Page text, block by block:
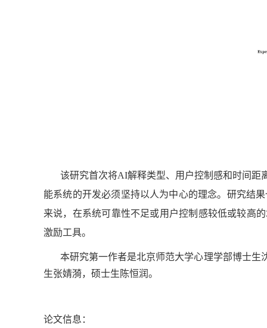
该研究首次将AI解释类型、用户控制感和时间
能系统的开发必须坚持以人为中心的理念。研究结
来说，在系统可靠性不足或用户控制感较低或较高
激励工具。
本研究第一作者是北京师范大学心理学部博士
生张婧漪，硕士生陈恒润。
论文信息：